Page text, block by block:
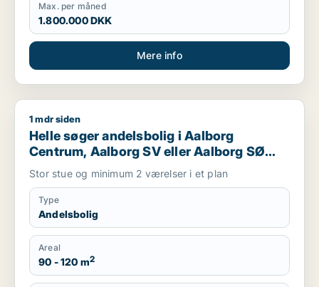
Max. per måned
1.800.000 DKK
Mere info
Helle søger andelsbolig i Aalborg Centrum, Aalborg SV eller
1 mdr siden
Helle søger andelsbolig i Aalborg
Centrum, Aalborg SV eller Aalborg SØ
m.fl.
Stor stue og minimum 2 værelser i et plan
Type
Andelsbolig
Areal
90 - 120 m2